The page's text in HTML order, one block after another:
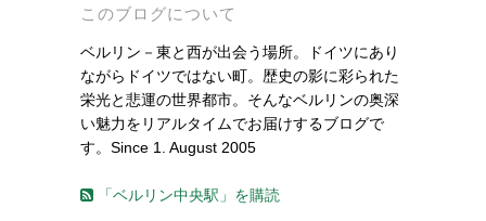
このブログについて
ベルリン－東と西が出会う場所。ドイツにあり
ながらドイツではない町。歴史の影に彩られた
栄光と悲運の世界都市。そんなベルリンの奥深
い魅力をリアルタイムでお届けするブログで
す。Since 1. August 2005
「ベルリン中央駅」を購読